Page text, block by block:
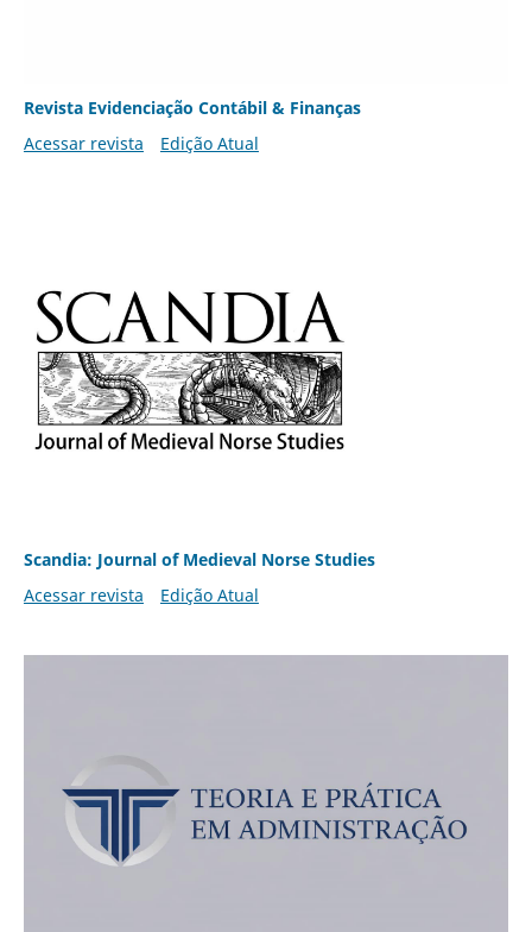
Revista Evidenciação Contábil & Finanças
Acessar revista
Edição Atual
Scandia: Journal of Medieval Norse Studies
Acessar revista
Edição Atual